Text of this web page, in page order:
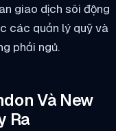
giao dịch sôi động
các quản lý quỹ và
phải ngủ.
Và New
Ra